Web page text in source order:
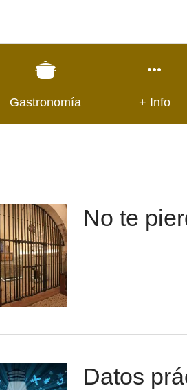
Gastronomía + Info
No te
Datos